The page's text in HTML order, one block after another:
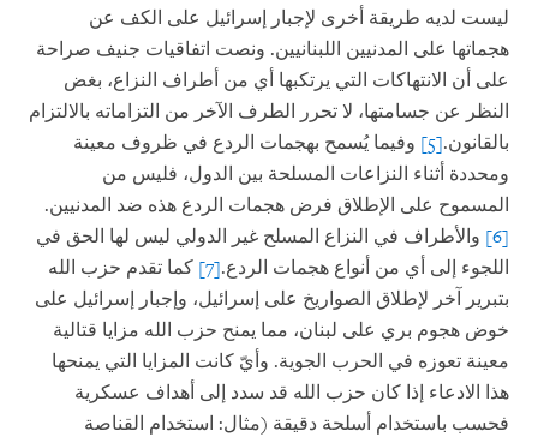
ليست لديه طريقة أخرى لإجبار إسرائيل على الكف عن
هجماتها على المدنيين اللبنانيين. ونصت اتفاقيات جنيف صراحة
على أن الانتهاكات التي يرتكبها أي من أطراف النزاع، بغض
النظر عن جسامتها، لا تحرر الطرف الآخر من التزاماته بالالتزام
بالقانون.[5]
وفيما يُسمح بهجمات الردع في ظروف معينة
ومحددة أثناء النزاعات المسلحة بين الدول، فليس من
المسموح على الإطلاق فرض هجمات الردع هذه ضد المدنيين.
[6]
والأطراف في النزاع المسلح غير الدولي ليس لها الحق في
اللجوء إلى أي من أنواع هجمات الردع.[7]
كما تقدم حزب الله
بتبرير آخر لإطلاق الصواريخ على إسرائيل، وإجبار إسرائيل على
خوض هجوم بري على لبنان، مما يمنح حزب الله مزايا قتالية
معينة تعوزه في الحرب الجوية. وأيّ كانت المزايا التي يمنحها
هذا الادعاء إذا كان حزب الله قد سدد إلى أهداف عسكرية
فحسب باستخدام أسلحة دقيقة (مثال: استخدام القناصة